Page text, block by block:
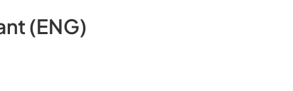
(ENG)